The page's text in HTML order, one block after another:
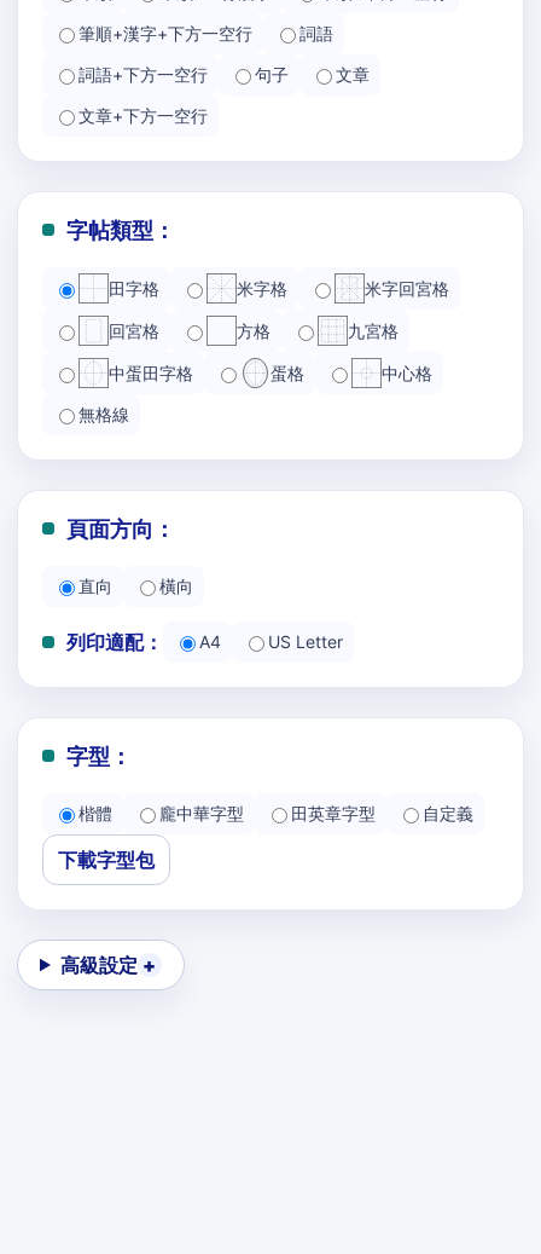
筆順+漢字+下方一空行
詞語
詞語+下方一空行
句子
文章
文章+下方一空行
字帖類型：
田字格 米字格 米字回宮格
回宮格 方格 九宮格
中蛋田字格 蛋格 中心格
無格線
頁面方向：
直向 橫向
列印適配： A4 US Letter
字型：
楷體 龐中華字型 田英章字型 自定義
下載字型包
高級設定